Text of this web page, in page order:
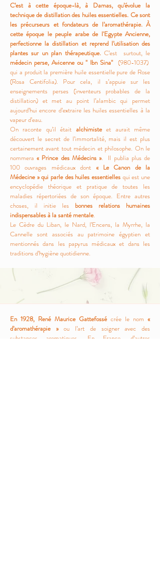
C’est à cette époque-là, à Damas, qu’évolue la
technique de distillation des huiles essentielles. Ce sont
les précurseurs et fondateurs de l’aromathérapie. À
cette époque le peuple arabe de l'Egypte Ancienne,
perfectionne la distillation et reprend l’utilisation des
plantes sur un plan thérapeutique.C’est surtout, le
médecin perse, Avicenne ou " Ibn Sina" (980-1037)
qui a produit la première huile essentielle pure de Rose
(Rosa Centifolia). Pour cela, il s’appuie sur les
enseignements perses (inventeurs probables de la
distillation) et met au point l’alambic qui permet
aujourd’hui encore d’extraire les huiles essentielles à la
vapeur d’eau.
On raconte qu’il était alchimisteet aurait même
découvert le secret de l’immortalité, mais il est plus
certainement avant tout médecin et philosophe. On le
nommera« Prince des Médecins ». Il publia plus de
100 ouvrages médicaux dont « Le Canon de la
Médecine » qui parle des huiles essentielles qui est une
encyclopédie théorique et pratique de toutes les
maladies répertoriées de son époque. Entre autres
choses, il initie les bonnes relations humaines
indispensables à la santé mentale.
Le Cèdre du Liban, le Nard, l’Encens, la Myrrhe, la
Cannelle sont associés au patrimoine égyptien et
mentionnés dans les papyrus médicaux et dans les
traditions d’hygiène quotidienne.
En 1928, René Maurice Gattefossé crée le nom «
d’aromathérapie »ou l’art de soigner avec des
substances aromatiques. En France, d’autres